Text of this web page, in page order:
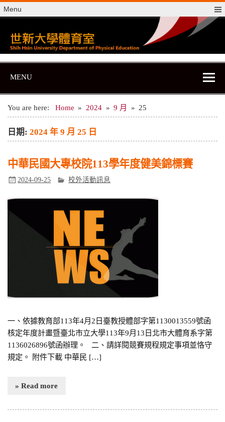
Skip
to
content
Menu
世新大學體育室
世新大學體育室
MENU
You are here: Home 2024 9 月 25
日期:2024 年 9 月 25 日
中華民國大專校院113學年度健美錦標賽
2024-09-25 校外活動訊息
一、依據教育部113年4月2日臺教授體部字第1130013559號函
核定年度計畫暨臺北市立大學113年9月13日北市大體育系字第
1136026896號函辦理。 二、請詳閱競賽規程規定事項並恪守
規定。 附件下載 中華民 […]
» Read more